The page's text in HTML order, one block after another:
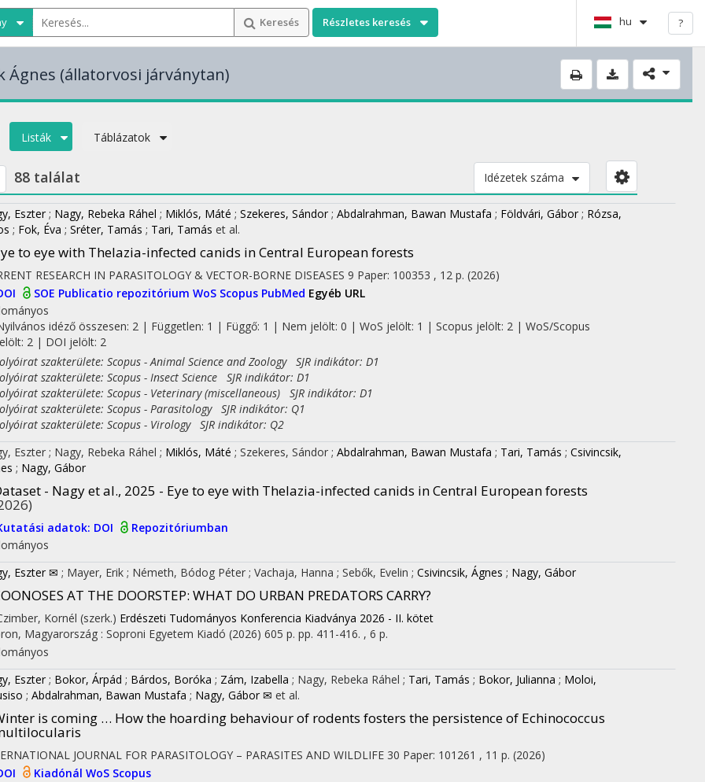
Keresés Részletes keresés hu ?
Ágnes (állatorvosi járványtan)
Listák Táblázatok
88 találat Idézetek száma
Eszter ; Nagy, Rebeka Ráhel ; Miklós, Máté ; Szekeres, Sándor ; Abdalrahman, Bawan Mustafa ; Földvári, Gábor ; Rózsa,
; Fok, Éva ; Sréter, Tamás ; Tari, Tamás et al.
to eye with Thelazia-infected canids in Central European forests
RESEARCH IN PARASITOLOGY & VECTOR-BORNE DISEASES 9 Paper: 100353 , 12 p. (2026)
SOE Publicatio repozitórium WoS Scopus PubMed Egyéb URL
idéző összesen: 2 | Független: 1 | Függő: 1 | Nem jelölt: 0 | WoS jelölt: 1 | Scopus jelölt: 2 | WoS/Scopus
2 | DOI jelölt: 2
szakterülete: Scopus - Animal Science and Zoology SJR indikátor: D1
szakterülete: Scopus - Insect Science SJR indikátor: D1
szakterülete: Scopus - Veterinary (miscellaneous) SJR indikátor: D1
szakterülete: Scopus - Parasitology SJR indikátor: Q1
szakterülete: Scopus - Virology SJR indikátor: Q2
Eszter ; Nagy, Rebeka Ráhel ; Miklós, Máté ; Szekeres, Sándor ; Abdalrahman, Bawan Mustafa ; Tari, Tamás ; Csivincsik,
; Nagy, Gábor
- Nagy et al., 2025 - Eye to eye with Thelazia-infected canids in Central European forests
adatok: DOI
Repozitóriumban
Eszter ✉ ; Mayer, Erik ; Németh, Bódog Péter ; Vachaja, Hanna ; Sebők, Evelin ; Csivincsik, Ágnes ; Nagy, Gábor
AT THE DOORSTEP: WHAT DO URBAN PREDATORS CARRY?
Kornél (szerk.) Erdészeti Tudományos Konferencia Kiadványa 2026 - II. kötet
Magyarország : Soproni Egyetem Kiadó (2026) 605 p. pp. 411-416. , 6 p.
Eszter ; Bokor, Árpád ; Bárdos, Boróka ; Zám, Izabella ; Nagy, Rebeka Ráhel ; Tari, Tamás ; Bokor, Julianna ; Moloi,
; Abdalrahman, Bawan Mustafa ; Nagy, Gábor ✉ et al.
is coming … How the hoarding behaviour of rodents fosters the persistence of Echinococcus
JOURNAL FOR PARASITOLOGY – PARASITES AND WILDLIFE 30 Paper: 101261 , 11 p. (2026)
Kiadónál WoS Scopus